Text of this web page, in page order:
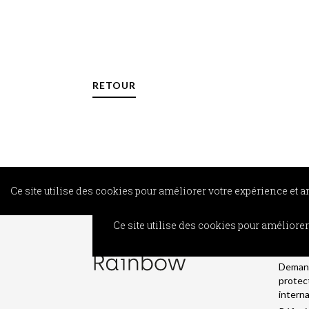
RETOUR
Ce site utilise des cookies pour améliorer votre expérience et
Ce site utilise des cookies pour